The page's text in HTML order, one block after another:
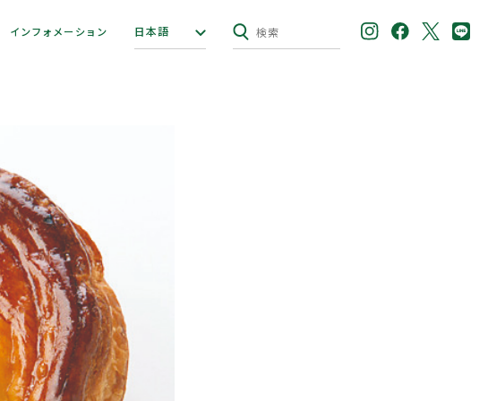
インフォメーション 日本語